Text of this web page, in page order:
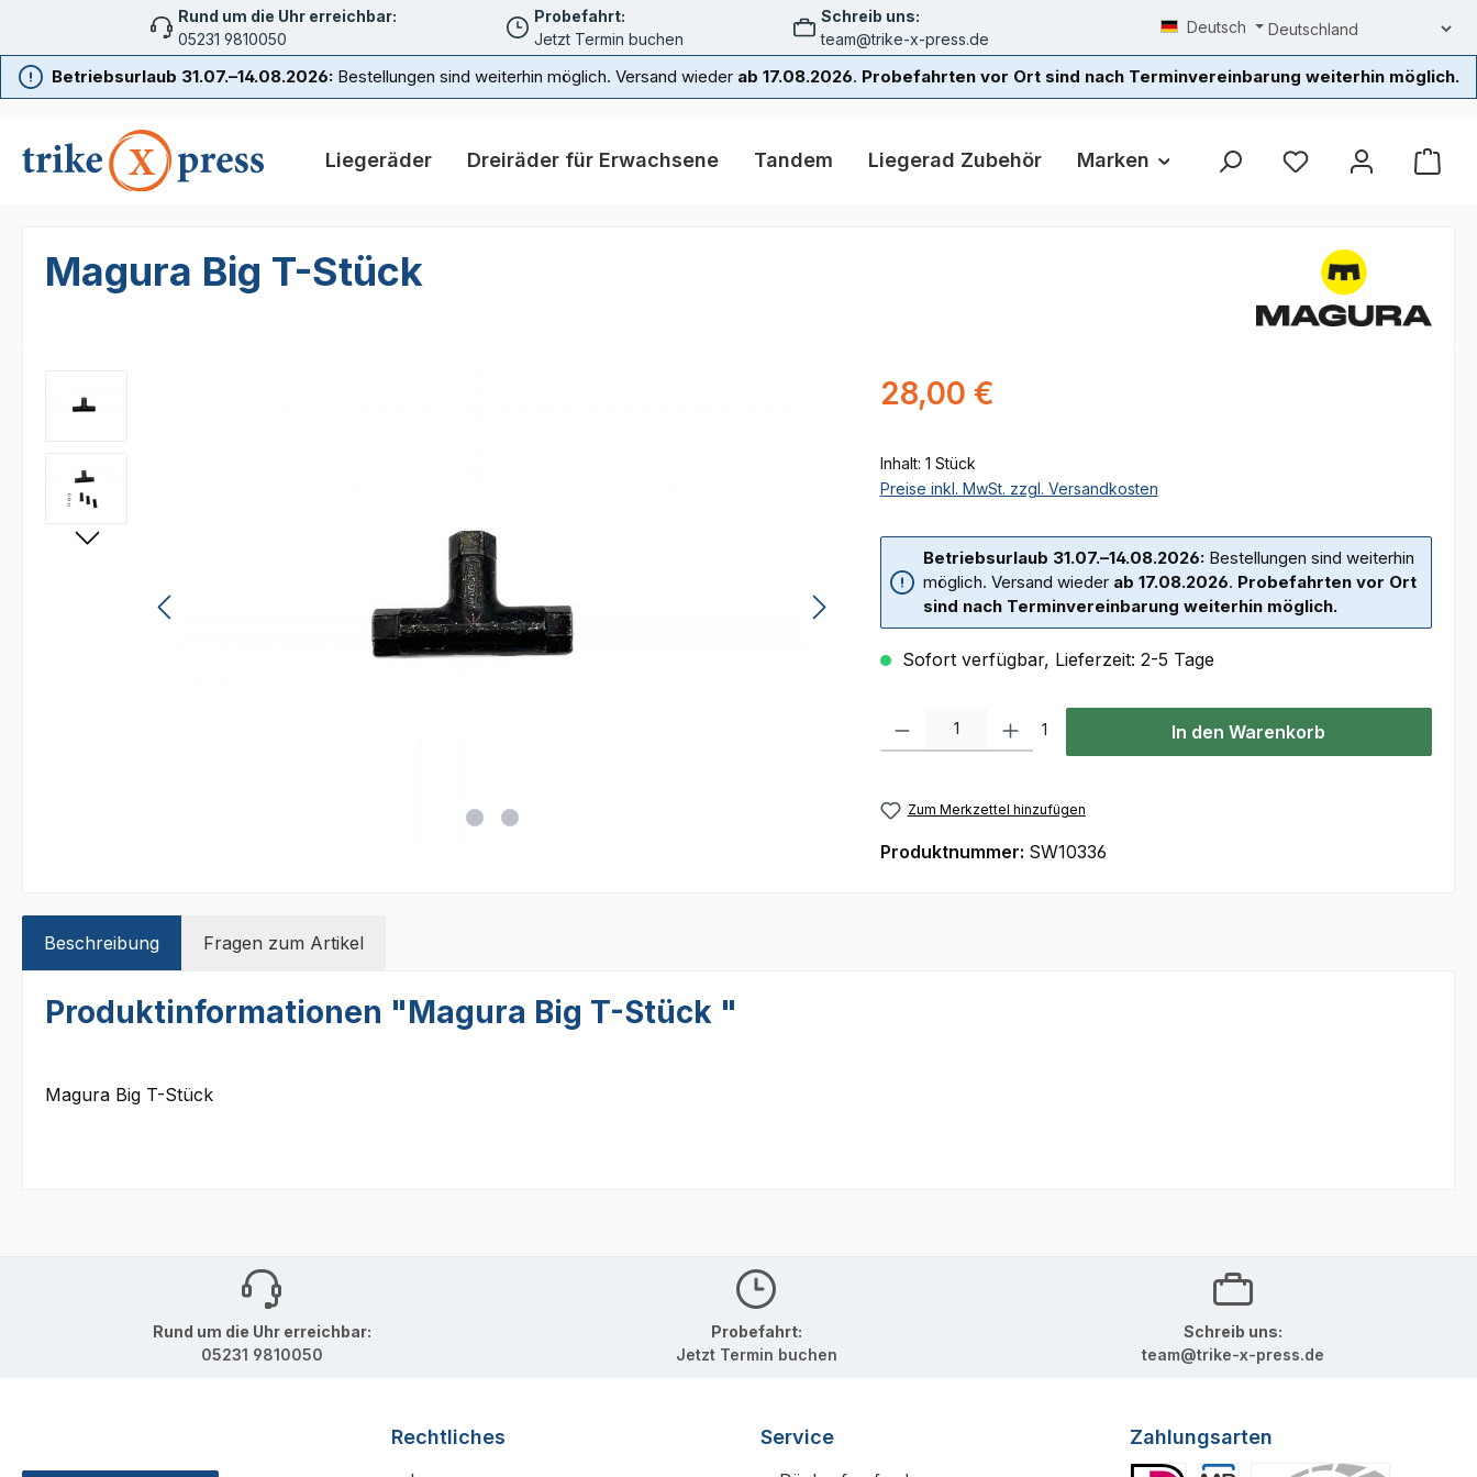
Hauptinhalt springen
Zur Suche springen
Zur Hauptnavigation springenRund um die Uhr erreichbar:
05231 9810050
Probefahrt:
Jetzt Termin buchen
Schreib uns:
team@trike-x-press.de
Deutsch
Betriebsurlaub 31.07.–14.08.2026:Bestellungen sind weiterhin möglich. Versand wieder ab 17.08.2026. Probefahrten vor Ort sind nach Terminvereinbarung weiterhin möglich.
Liegeräder Dreiräder für Erwachsene Tandem Liegerad Zubehör Marken Beratung / Probefahrt
Magura Big T-Stück
Regulärer Preis:
28,00 €
Inhalt: 1 Stück
Preise inkl. MwSt. zzgl. Versandkosten
Betriebsurlaub 31.07.–14.08.2026:Bestellungen sind weiterhin
möglich. Versand wieder ab 17.08.2026. Probefahrten vor Ort
sind nach Terminvereinbarung weiterhin möglich.
Sofort verfügbar, Lieferzeit: 2-5 Tage
Produkt Anzahl: Gib den gewünschten Wert ein oder benutze die Schaltflächen
1 In den Warenkorb
Zum Merkzettel hinzufügen
Produktnummer: SW10336
Beschreibung Fragen zum Artikel
Produktinformationen "Magura Big T-Stück "
Magura Big T-Stück
Rund um die Uhr erreichbar:
05231 9810050
Probefahrt:
Jetzt Termin buchen
Schreib uns:
team@trike-x-press.de
Rechtliches Service Zahlungsarten